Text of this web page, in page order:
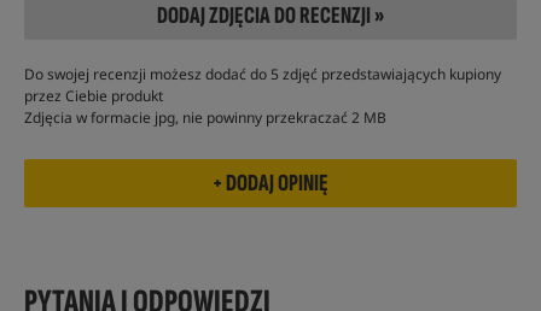
DODAJ ZDJĘCIA DO RECENZJI »
Do swojej recenzji możesz dodać do 5 zdjęć przedstawiających kupiony
przez Ciebie produkt
Zdjęcia w formacie jpg, nie powinny przekraczać 2 MB
PYTANIA I ODPOWIEDZI